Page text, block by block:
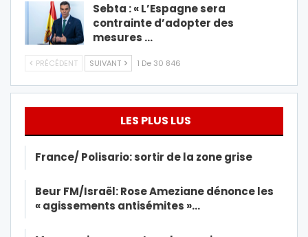
Sebta : « L’Espagne sera
contrainte d’adopter des
mesures …
PRÉCÉDENT SUIVANT 1 De 30 846
LES PLUS LUS
France/ Polisario: sortir de la zone grise
Beur FM/Israël: Rose Ameziane dénonce les
« agissements antisémites »…